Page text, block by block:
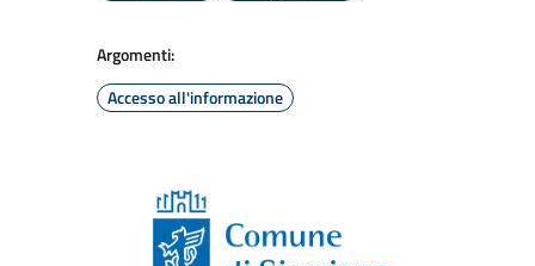
Argomenti:
Accesso all'informazione